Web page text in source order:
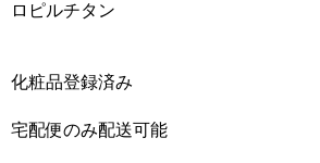
ロピルチタン
化粧品登録済み
宅配便のみ配送可能